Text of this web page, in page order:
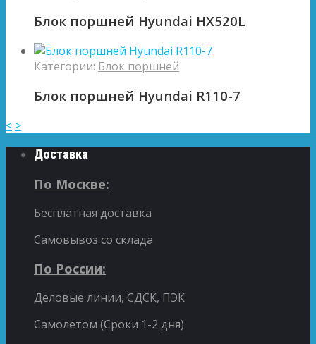
Блок поршней Hyundai HX520L
Категории: Блок поршней
Блок поршней Hyundai R110-7
< >
Доставка
По Москве:
Бесплатная доставка
Самовывоз со склада
По России:
Деловые линии, СДСК, ПЭК
Самолетом (Сроки 1-2 дня)